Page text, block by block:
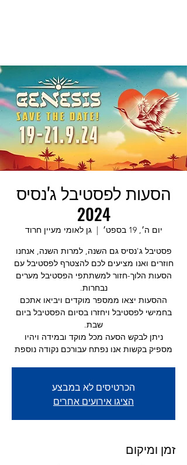
הסעות לפסטיבל ג'נסיס
2024
יום ה׳, 19 בספט׳
  |
גן לאומי מעיין חרוד
פסטיבל ג'נסיס גם השנה, למרות השנה, אנחנו
חוזרים ואנו מציעים לכם להצטרף לפסטיבל עם
הסעות הלוך-חזור למשתתפי הפסטיבל מערים
ההסעות יצאו ממספר מוקדים ויביאו אתכם
בחמישי לפסטיבל ויחזרו בסיום הפסטיבל ביום
ניתן לבקש הסעה מכל מוקד ובמידה ויהיו
מספיק בקשות אנו נפתח עבורכם נקודה נוספת
הכרטיסים לא במבצע
הציגו אירועים אחרים
זמן ומיקום